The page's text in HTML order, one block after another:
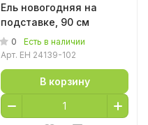
Ель новогодняя на
подставке, 90 см
0
Есть в наличии
Арт. EH 24139-102
В корзину